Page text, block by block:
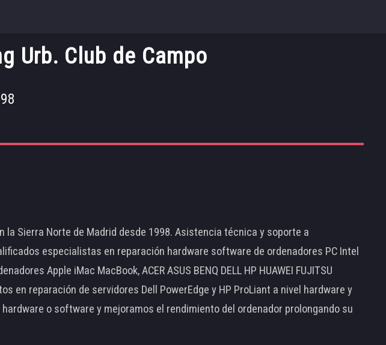
Urb. Club de Campo
Sierra Norte de Madrid desde 1998. Asistencia técnica y soporte a
especialistas en reparación hardware software de ordenadores PC Intel
Apple iMac MacBook, ACER ASUS BENQ DELL HP HUAWEI FUJITSU
en reparación de servidores Dell PowerEdge y HP ProLiant a nivel hardware y
o software y mejoramos el rendimiento del ordenador prolongando su